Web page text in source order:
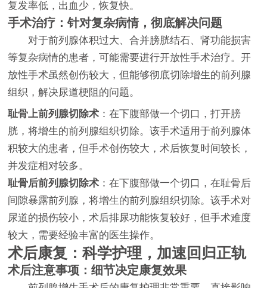
复发率低，出血少，恢复快。
手术治疗：针对复杂病情，彻底解决问题
对于前列腺体积过大、合并膀胱结石、肾功能损害
等复杂病情的患者，可能需要进行开放性手术治疗。开
放性手术虽然创伤较大，但能够彻底切除增生的前列腺
组织，解决尿道梗阻的问题。
耻骨上前列腺切除术 ：在下腹部做一个切口，打开膀
胱，将增生的前列腺组织切除。该手术适用于前列腺体
积较大的患者，但手术创伤较大，术后恢复时间较长，
并发症相对较多。
耻骨后前列腺切除术 ：在下腹部做一个切口，在耻骨后
间隙暴露前列腺，将增生的前列腺组织切除。该手术对
尿道的损伤较小，术后排尿功能恢复较好，但手术难度
较大，需要经验丰富的医生操作。
术后康复：科学护理，加速回归正轨
术后注意事项：细节决定康复效果